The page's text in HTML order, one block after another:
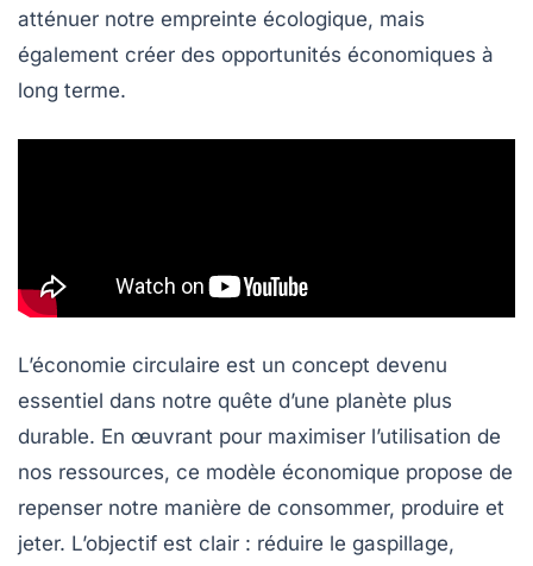
atténuer notre empreinte écologique, mais
également créer des opportunités économiques à
long terme.
L’économie circulaire est un concept devenu
essentiel dans notre quête d’une planète plus
durable. En œuvrant pour maximiser l’utilisation de
nos ressources, ce modèle économique propose de
repenser notre manière de consommer, produire et
jeter. L’objectif est clair : réduire le gaspillage,